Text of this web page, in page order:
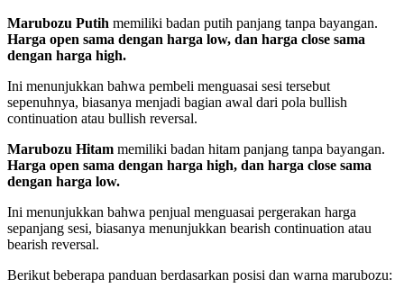
Marubozu Putih memiliki badan putih panjang tanpa bayangan.
Harga open sama dengan harga low, dan harga close sama
dengan harga high.
Ini menunjukkan bahwa pembeli menguasai sesi tersebut
sepenuhnya, biasanya menjadi bagian awal dari pola bullish
continuation atau bullish reversal.
Marubozu Hitam memiliki badan hitam panjang tanpa bayangan.
Harga open sama dengan harga high, dan harga close sama
dengan harga low.
Ini menunjukkan bahwa penjual menguasai pergerakan harga
sepanjang sesi, biasanya menunjukkan bearish continuation atau
bearish reversal.
Berikut beberapa panduan berdasarkan posisi dan warna marubozu: